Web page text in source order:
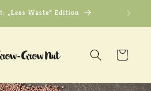
„Less Waste“ Edition
Warenkorb